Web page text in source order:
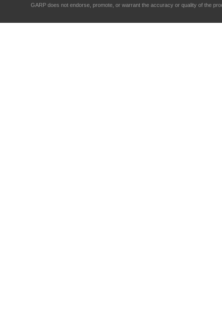
GARP does not endorse, promote, or warrant the accuracy or quality of the